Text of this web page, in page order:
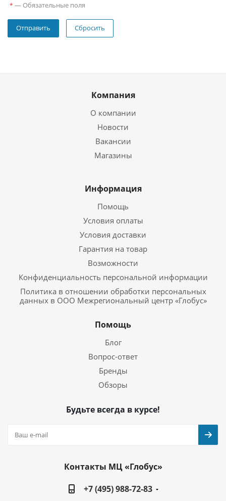
* — Обязательные поля
Сбросить
Компания
О компании
Новости
Вакансии
Магазины
Информация
Помощь
Условия оплаты
Условия доставки
Гарантия на товар
Возможности
Конфиденциальность персональной информации
Политика в отношении обработки персональных
данных в ООО Межрегиональный центр «Глобус»
Помощь
Блог
Вопрос-ответ
Бренды
Обзоры
Будьте всегда в курсе!
Контакты МЦ «Глобус»
+7 (495) 988-72-83